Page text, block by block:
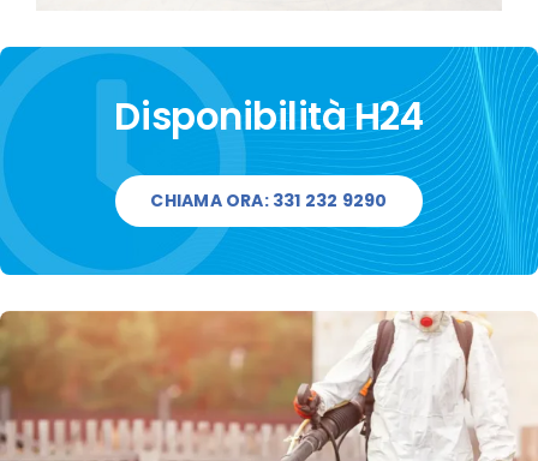
Disponibilità H24
CHIAMA ORA: 331 232 9290